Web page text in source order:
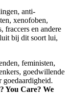
anti-
xenofoben,
fraccers en andere
bij dit soort lui,
feministen,
goedwillende
goedaardigheid.
You Care? We